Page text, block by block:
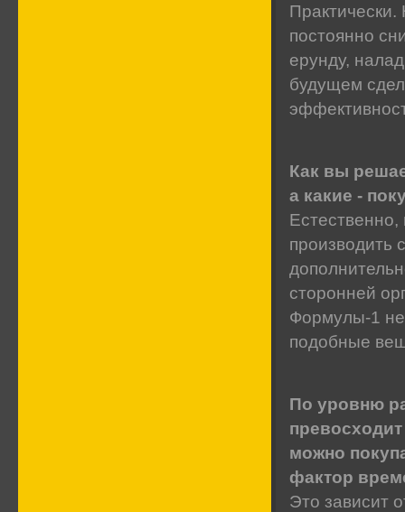
постоянно
ерунду,
будущем
Как вы
а какие -
производить
сторонней
Формулы-1 не
подобные
По уровню
можно
фактор
Это зависит